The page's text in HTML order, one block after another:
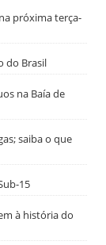
próxima terça-
do Brasil
na Baía de
saiba o que
15
à história do